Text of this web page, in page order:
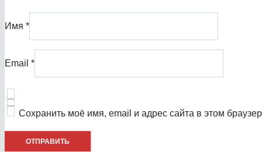
Имя *
Email *
Сохранить моё имя, email и адрес сайта в этом